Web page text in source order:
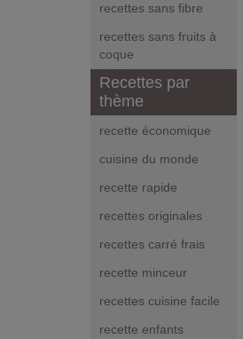
recettes sans fibre
recettes sans fruits à
coque
Recettes par
thème
recette économique
cuisine du monde
recette rapide
recettes originales
recettes carré frais
recette minceur
recettes cuisine facile
recette enfants